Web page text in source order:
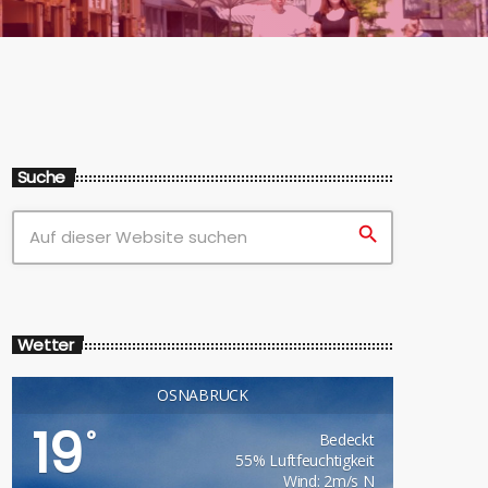
Suche
search
Wetter
OSNABRÜCK
19°
Bedeckt
55% Luftfeuchtigkeit
Wind: 2m/s N